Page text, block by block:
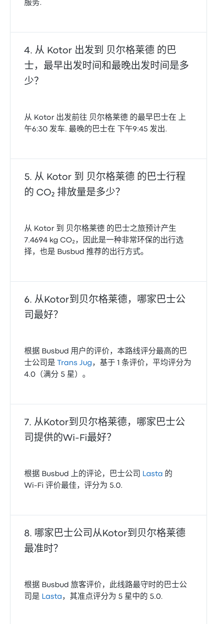
服务.
从 Kotor 出发到 贝尔格莱德 的巴
士，最早出发时间和最晚出发时间是多
少？
从 Kotor 出发前往 贝尔格莱德 的最早巴士在 上
午6:30 发车. 最晚的巴士在 下午9:45 发出.
从 Kotor 到 贝尔格莱德 的巴士行程
的 CO₂ 排放量是多少？
从 Kotor 到 贝尔格莱德 的巴士之旅预计产生
7.4694 kg CO₂，因此是一种非常环保的出行选
择，也是 Busbud 推荐的出行方式。
从Kotor到贝尔格莱德，哪家巴士公
司最好？
根据 Busbud 用户的评价，本路线评分最高的巴
士公司是Trans Jug ，基于 1 条评价，平均评分为
4.0（满分 5 星）。
从Kotor到贝尔格莱德，哪家巴士公
司提供的Wi‑Fi最好？
根据 Busbud 上的评论，巴士公司 Lasta 的
Wi‑Fi 评价最佳，评分为 5.0.
哪家巴士公司从Kotor到贝尔格莱德
最准时？
根据 Busbud 旅客评价，此线路最守时的巴士公
司是 Lasta ，其准点评分为 5 星中的 5.0.